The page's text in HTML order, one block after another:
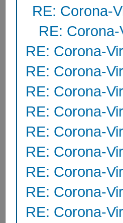
RE: Corona-
RE:
RE: Corona-
RE: Corona-
RE: Corona-
RE: Corona-
RE: Corona-
RE: Corona-
RE: Corona-
RE: Corona-
RE: Corona-